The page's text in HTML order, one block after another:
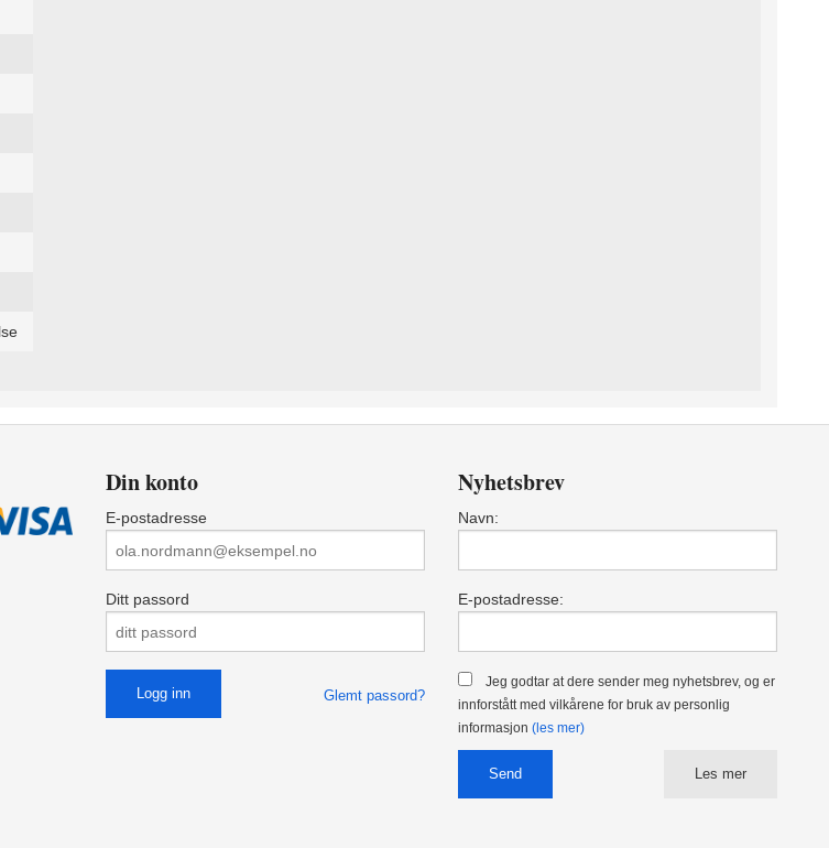
Din konto
E-postadresse
Ditt passord
Glemt passord?
Nyhetsbrev
Navn:
E-postadresse:
Jeg godtar at dere sender meg nyhetsbrev, og er
innforstått med vilkårene for bruk av personlig
informasjon (les mer)
Les mer